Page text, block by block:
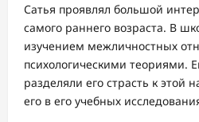
Сатья проявлял большой
самого раннего возраста. В
изучением межличностных
психологическими теориями.
разделяли его страсть к этой
его в его учебных